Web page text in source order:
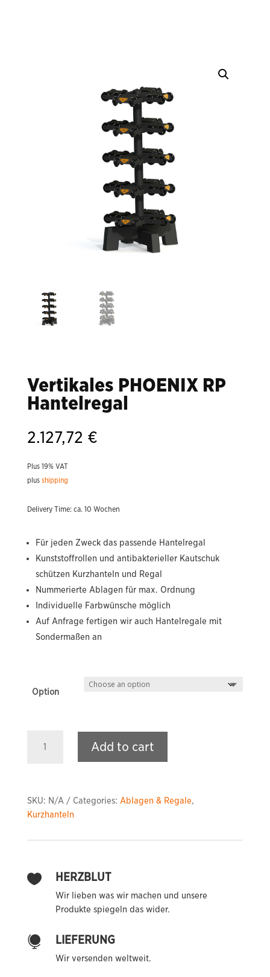
Vertikales PHOENIX RP
Hantelregal
2.127,72 €
Plus 19% VAT
plus shipping
Delivery Time: ca. 10 Wochen
Für jeden Zweck das passende Hantelregal
Kunststoffrollen und antibakterieller Kautschuk
schützen Kurzhanteln und Regal
Nummerierte Ablagen für max. Ordnung
Individuelle Farbwünsche möglich
Auf Anfrage fertigen wir auch Hantelregale mit
Sondermaßen an
Option
PHOENIX
Add to cart
SKU: N/A Categories: Ablagen & Regale,
Kurzhanteln
 HERZBLUT
Wir lieben was wir machen und unsere
Produkte spiegeln das wider.
 LIEFERUNG
Wir versenden weltweit.